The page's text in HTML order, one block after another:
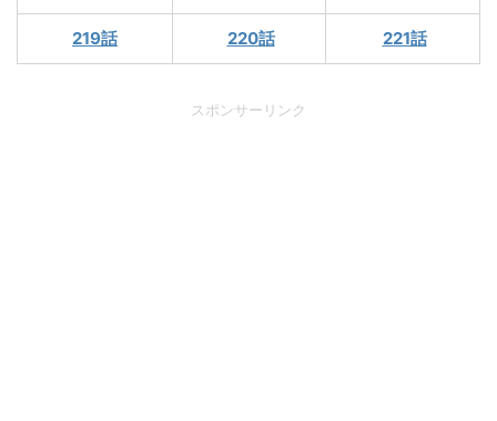
219話 220話 221話
スポンサーリンク